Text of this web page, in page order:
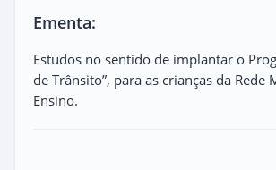
Ementa:
Estudos no sentido de implantar o
de Trânsito”, para as crianças da Rede
Ensino.